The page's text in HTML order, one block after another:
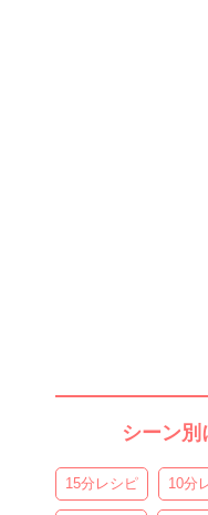
シーン別
15分レシピ 10分